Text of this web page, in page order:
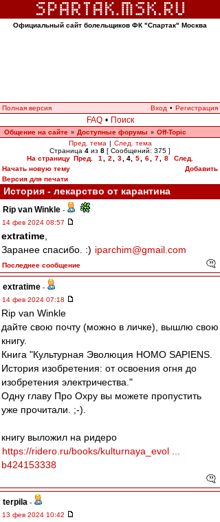
Официальный сайт болельщиков ФК "Спартак" Москва
Полная версия Вход • Регистрация
FAQ • Поиск
Общение на сайте » Доступные форумы » Off-Topic
Пред. тема | След. тема
Страница 4 из 8 [ Сообщений: 375 ]
На страницу Пред. 1 2 3 4 5 6 7 8
След.
Начать новую тему
Добавить
Версия для печати
История - лекарство от карантина
Rip van Winkle -
14 фев 2024 08:57
extratime
Заранее спасибо. :) iparchim@gmail.com
Последнее сообщение
extratime -
14 фев 2024 07:18
Rip van Winkle
дайте свою почту (можно в личке), вышлю свою
книгу.
Книга "Культурная Эволюция HOMO SAPIENS.
История изобретения: от освоения огня до
изобретения электричества."
Одну главу Про Охру вы можете пропустить
уже прочитали. ;-).
книгу выложил на ридеро
https://ridero.ru/books/kulturnaya_evol ...
b424153338
terpila -
13 фев 2024 10:42